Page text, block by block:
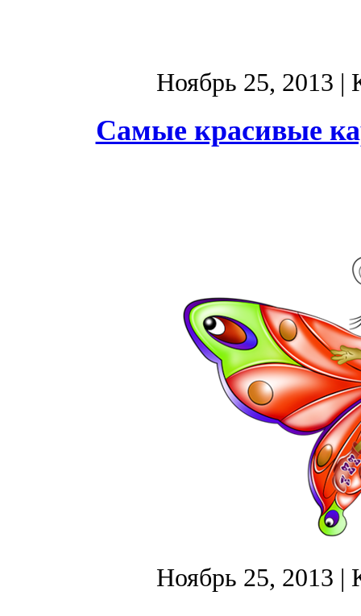
Ноябрь 25, 2013 |
Самые красивые
Ноябрь 25, 2013 |